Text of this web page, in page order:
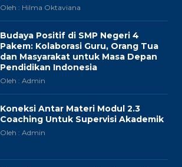
Oleh : Hilma Oktaviana
Budaya Positif di SMP Negeri 4
Pakem: Kolaborasi Guru, Orang Tua
dan Masyarakat untuk Masa Depan
Pendidikan Indonesia
Oleh : Admin
Koneksi Antar Materi Modul 2.3
Coaching Untuk Supervisi Akademik
Oleh : Admin